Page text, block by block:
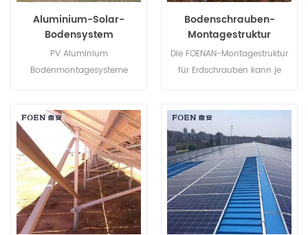
Festigkeit. Die Legierung 6063
bietet eine hohe
Korrosionsbeständigkeit und
wird häufig für strukturelle
Anwendungen im
verkleidungen verwendet.
Aluminium-Solar-
Bodensystem
PV Aluminium
Bodenmontagesysteme
weisen gleichzeitig eine
hervorragende
Korrosionsbeständigkeit auf.
Bodenschrauben-
Montagestruktur
Die FOENAN-Montagestruktur
für Erdschrauben kann je
Erdschrauben verwendet
werden.